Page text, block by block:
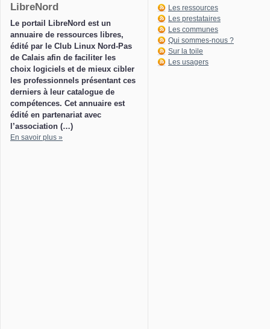
LibreNord
Le portail LibreNord est un
annuaire de ressources libres,
édité par le Club Linux Nord-Pas
de Calais afin de faciliter les
choix logiciels et de mieux cibler
les professionnels présentant ces
derniers à leur catalogue de
compétences. Cet annuaire est
édité en partenariat avec
l’association (…)
En savoir plus »
Les ressources
Les prestataires
Les communes
Qui sommes-nous ?
Sur la toile
Les usagers